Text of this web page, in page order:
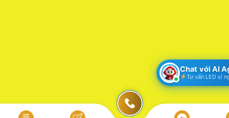
Chat với AI
Tư vấn LED sỉ